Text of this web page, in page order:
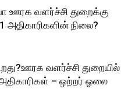
ஊரக வளர்ச்சி துறைக்கு
அதிகாரிகளின் நிலை?
வளர்ச்சி துறையில்
– ஒற்றர் ஓலை